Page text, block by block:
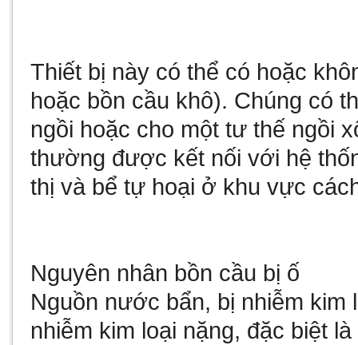
Thiết bị này có thể có hoặc
hoặc bồn cầu khô). Chúng có
ngồi hoặc cho một tư thế ngồi
thường được kết nối với hệ
thị và bể tự hoại ở khu vực
Nguyên nhân bồn cầu bị ố
Nguồn nước bẩn, bị nhiễm
nhiễm kim loại nặng, đặc biệt